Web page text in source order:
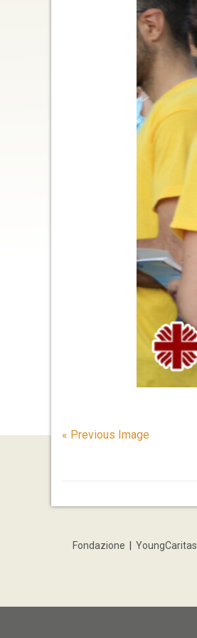
« Previous Image
Fondazione YoungCaritas